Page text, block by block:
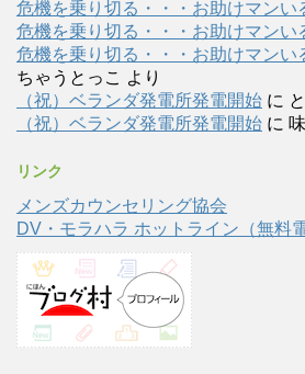
危機を乗り切る・・・お助けマンい
危機を乗り切る・・・お助けマンい
危機を乗り切る・・・お助けマンい
ちゃうとっこ より
（祝）ベランダ発電所発電開始 に
（祝）ベランダ発電所発電開始 に
リンク
メンズカウンセリング協会
DV・モラハラ ホットライン（無料